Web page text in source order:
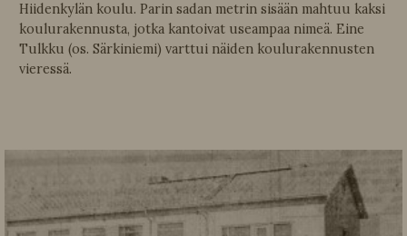
Hiidenkylän koulu. Parin sadan metrin sisään mahtuu kaksi
koulurakennusta, jotka kantoivat useampaa nimeä. Eine
Tulkku (os. Särkiniemi) varttui näiden koulurakennusten
vieressä.